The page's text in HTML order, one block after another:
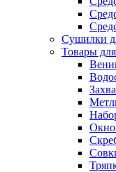
Сушилки
Товары